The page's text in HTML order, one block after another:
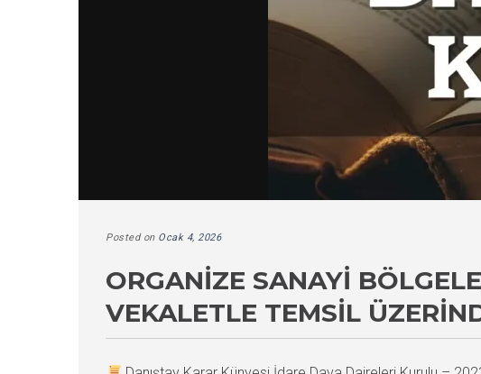
Posted on Ocak 4, 2026
ORGANIZE SANAYI
VEKALETLE TEMSIL